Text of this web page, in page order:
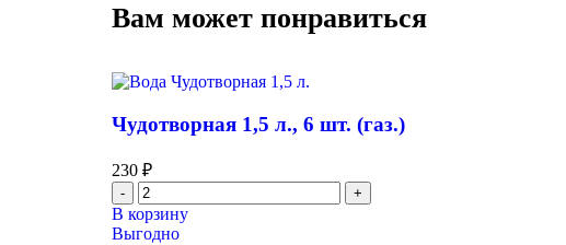
Вам может понравиться
Чудотворная 1,5 л., 6 шт. (газ.)
230 ₽
В корзину
Выгодно